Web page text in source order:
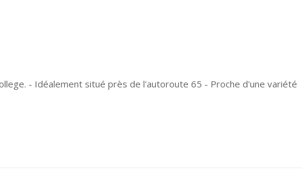
- Idéalement situé près de l'autoroute 65 - Proche d'une variété